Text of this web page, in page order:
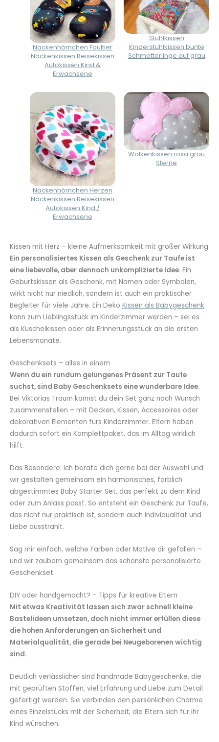
Nackenhörnchen Faultier
Nackenkissen Reisekissen
Autokissen Kind &
Erwachsene
Stuhlkissen
Kinderstuhlkissen bunte
Schmetterlinge auf grau
Nackenhörnchen Herzen
Nackenkissen Reisekissen
Autokissen Kind /
Erwachsene
Wolkenkissen rosa grau
Sterne
Kissen mit Herz – kleine Aufmerksamkeit mit großer Wirkung
Ein personalisiertes Kissen als Geschenk zur Taufe ist
eine liebevolle, aber dennoch unkomplizierte Idee. Ein
Geburtskissen als Geschenk, mit Namen oder Symbolen,
wirkt nicht nur niedlich, sondern ist auch ein praktischer
Begleiter für viele Jahre. Ein Deko Kissen als Babygeschenk
kann zum Lieblingsstück im Kinderzimmer werden – sei es
als Kuschelkissen oder als Erinnerungsstück an die ersten
Lebensmonate.
Geschenksets – alles in einem
Wenn du ein rundum gelungenes Präsent zur Taufe
suchst, sind Baby Geschenksets eine wunderbare Idee.
Bei Viktorias Traum kannst du dein Set ganz nach Wunsch
zusammenstellen – mit Decken, Kissen, Accessoires oder
dekorativen Elementen fürs Kinderzimmer. Eltern haben
dadurch sofort ein Komplettpaket, das im Alltag wirklich
hilft.
Das Besondere: Ich berate dich gerne bei der Auswahl und
wir gestalten gemeinsam ein harmonisches, farblich
abgestimmtes Baby Starter Set, das perfekt zu dem Kind
oder zum Anlass passt. So entsteht ein Geschenk zur Taufe,
das nicht nur praktisch ist, sondern auch Individualität und
Liebe ausstrahlt.
Sag mir einfach, welche Farben oder Motive dir gefallen –
und wir zaubern gemeinsam das schönste personalisierte
Geschenkset.
DIY oder handgemacht? – Tipps für kreative Eltern
Mit etwas Kreativität lassen sich zwar schnell kleine
Bastelideen umsetzen, doch nicht immer erfüllen diese
die hohen Anforderungen an Sicherheit und
Materialqualität, die gerade bei Neugeborenen wichtig
sind.
Deutlich verlässlicher sind handmade Babygeschenke, die
mit geprüften Stoffen, viel Erfahrung und Liebe zum Detail
gefertigt werden. Sie verbinden den persönlichen Charme
eines Einzelstücks mit der Sicherheit, die Eltern sich für ihr
Kind wünschen.